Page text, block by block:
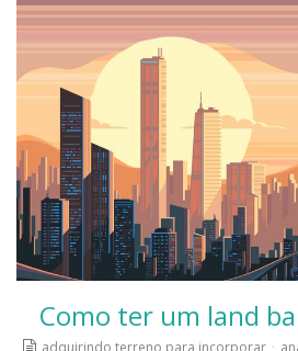
Como ter um land
adquirindo terreno para incorporar ·